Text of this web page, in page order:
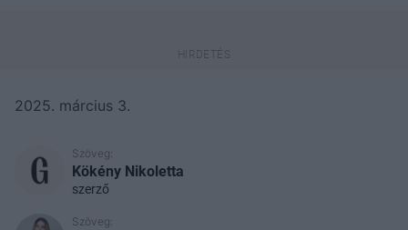
2025. március 3.
Szöveg:
Kökény Nikoletta
szerző
Szöveg: